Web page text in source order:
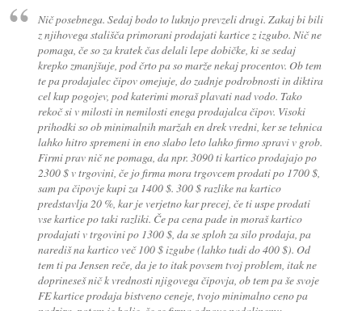
Nič posebnega. Sedaj bodo to luknjo prevzeli drugi. Zakaj bi bili
z njihovega stališča primorani prodajati kartice z izgubo. Nič ne
pomaga, če so za kratek čas delali lepe dobičke, ki se sedaj
krepko zmanjšuje, pod črto pa so marže nekaj procentov. Ob tem
te pa prodajalec čipov omejuje, do zadnje podrobnosti in diktira
cel kup pogojev, pod katerimi moraš plavati nad vodo. Tako
rekoč si v milosti in nemilosti enega prodajalca čipov. Visoki
prihodki so ob minimalnih maržah en drek vredni, ker se tehnica
lahko hitro spremeni in eno slabo leto lahko firmo spravi v grob.
Firmi prav nič ne pomaga, da npr. 3090 ti kartico prodajajo po
2300 $ v trgovini, če jo firma mora trgovcem prodati po 1700 $,
sam pa čipovje kupi za 1400 $. 300 $ razlike na kartico
predstavlja 20 %, kar je verjetno kar precej, če ti uspe prodati
vse kartice po taki razliki. Če pa cena pade in moraš kartico
prodajati v trgovini po 1300 $, da se sploh za silo prodaja, pa
narediš na kartico več 100 $ izgube (lahko tudi do 400 $). Od
tem ti pa Jensen reče, da je to itak povsem tvoj problem, itak ne
doprineseš nič k vrednosti njigovega čipovja, ob tem pa še svoje
FE kartice prodaja bistveno ceneje, tvojo minimalno ceno pa